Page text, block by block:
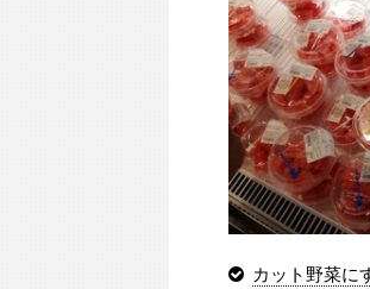
カット野菜に